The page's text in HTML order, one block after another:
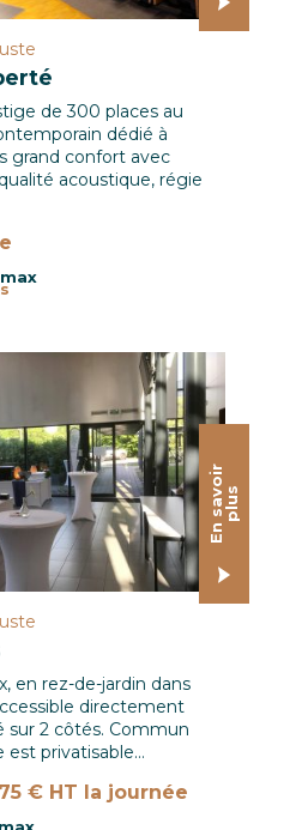
de 300 places au
dédié à
grand confort avec
acoustique, régie
Colmar © Christian SOLER
E
n
s
av
o
i
r
p
l
us
en rez-de-jardin dans
directement
sur 2 côtés. Commun
est privatisable…
€ HT la journée